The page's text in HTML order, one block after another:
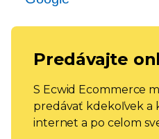
Predávajte
S Ecwid Ecommerce
predávať kdekoľvek a
internet a po celom